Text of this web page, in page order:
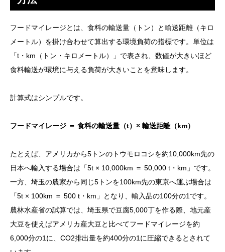
フードマイレージとは、食料の輸送量（トン）と輸送距離（キロ
メートル）を掛け合わせて算出する環境負荷の指標です。単位は
「t・km（トン・キロメートル）」で表され、数値が大きいほど
食料輸送が環境に与える負荷が大きいことを意味します。
計算式はシンプルです。
フードマイレージ ＝ 食料の輸送量（t）× 輸送距離（km）
たとえば、アメリカから5トンのトウモロコシを約10,000km先の
日本へ輸入する場合は「5t × 10,000km ＝ 50,000 t・km」です。
一方、埼玉の農家から同じ5トンを100km先の東京へ運ぶ場合は
「5t × 100km ＝ 500 t・km」となり、輸入品の100分の1です。
農林水産省の試算では、埼玉県で豆腐5,000丁を作る際、地元産
大豆を使えばアメリカ産大豆と比べてフードマイレージを約
6,000分の1に、CO2排出量を約400分の1に圧縮できるとされて